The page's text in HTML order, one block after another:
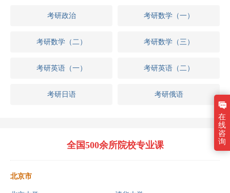
考研政治 考研数学（一）
考研数学（二） 考研数学（三）
考研英语（一） 考研英语（二）
考研日语 考研俄语
全国500余所院校专业课
北京市
在
线
咨
询